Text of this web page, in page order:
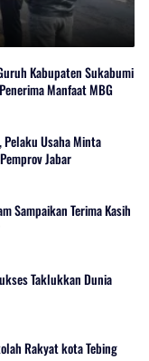
Kabupaten Sukabumi
Manfaat MBG
Usaha Minta
Jabar
Sampaikan Terima Kasih
Taklukkan Dunia
Rakyat kota Tebing